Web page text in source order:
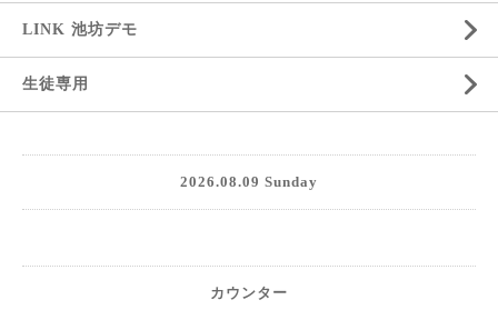
LINK 池坊デモ
生徒専用
2026.08.09 Sunday
カウンター